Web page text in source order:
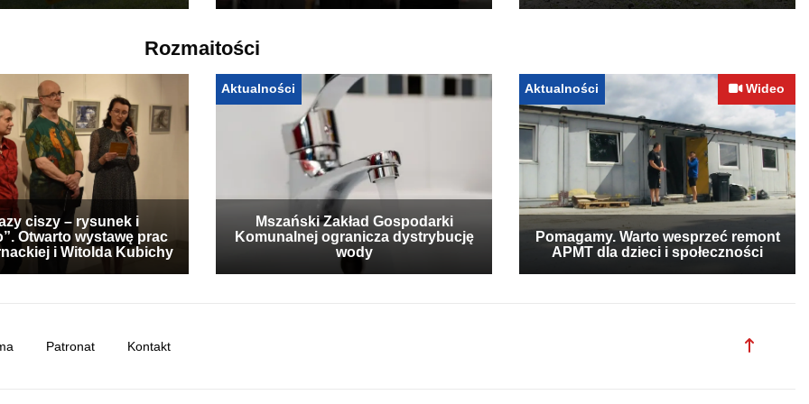
Rozmaitości
ciszy – rysunek i
Otwarto wystawę prac
i Witolda Kubichy
Aktualności
Mszański Zakład Gospodarki
Komunalnej ogranicza dystrybucję
wody
Aktualności Wideo
Pomagamy. Warto wesprzeć remont
APMT dla dzieci i społeczności
Patronat Kontakt